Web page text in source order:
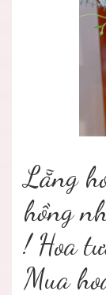
Lẵng
hồng
! Hoa
Mua